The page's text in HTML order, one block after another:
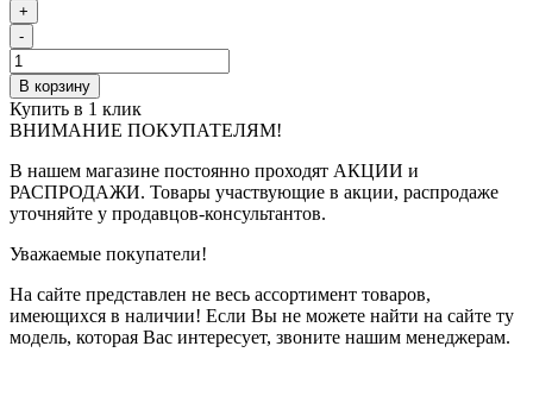
+
-
В корзину
Купить в 1 клик
ВНИМАНИЕ ПОКУПАТЕЛЯМ!
В нашем магазине постоянно проходят АКЦИИ и
РАСПРОДАЖИ. Товары участвующие в акции, распродаже
уточняйте у продавцов-консультантов.
Уважаемые покупатели!
На сайте представлен не весь ассортимент товаров,
имеющихся в наличии! Если Вы не можете найти на сайте ту
модель, которая Вас интересует, звоните нашим менеджерам.